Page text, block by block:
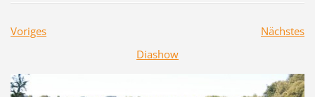
Voriges
Nächstes
Diashow